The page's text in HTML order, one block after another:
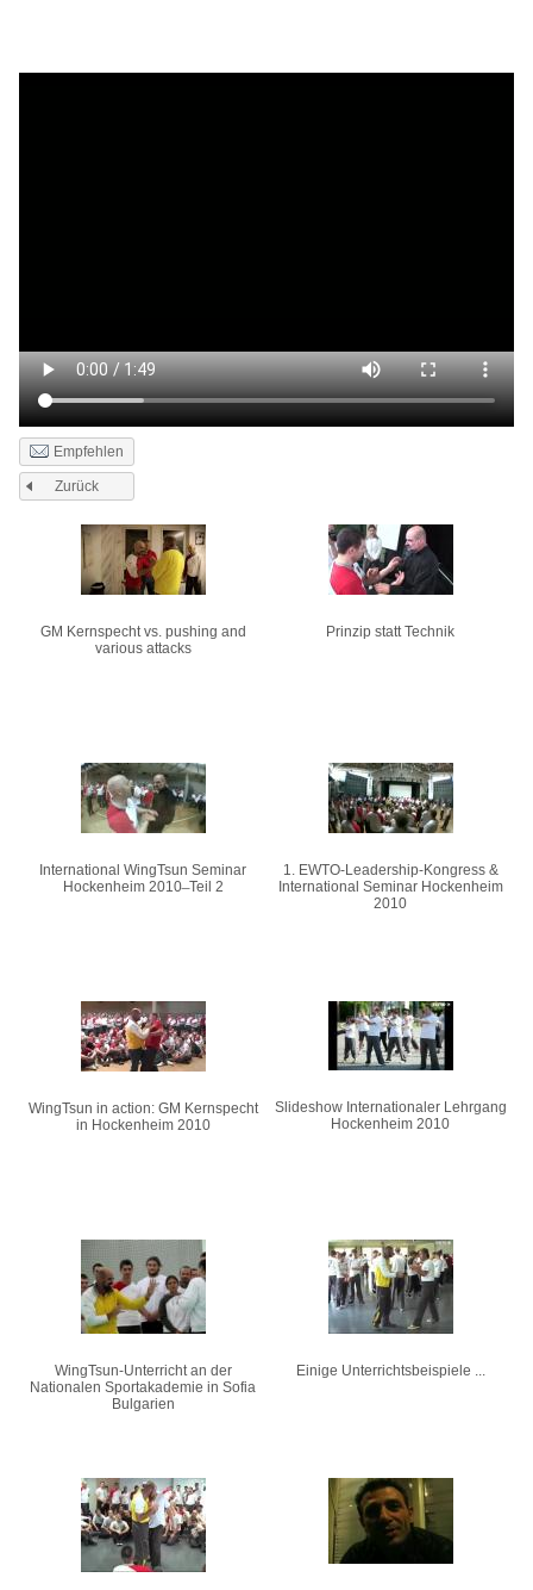
Empfehlen
Zurück
GM Kernspecht vs. pushing and
various attacks
Prinzip statt Technik
International WingTsun Seminar
Hockenheim 2010 ̶ Teil 2
1. EWTO-Leadership-Kongress &
International Seminar Hockenheim
2010
WingTsun in action: GM Kernspecht
in Hockenheim 2010
Slideshow Internationaler Lehrgang
Hockenheim 2010
WingTsun-Unterricht an der
Nationalen Sportakademie in Sofia
Bulgarien
Einige Unterrichtsbeispiele ...
Seiten